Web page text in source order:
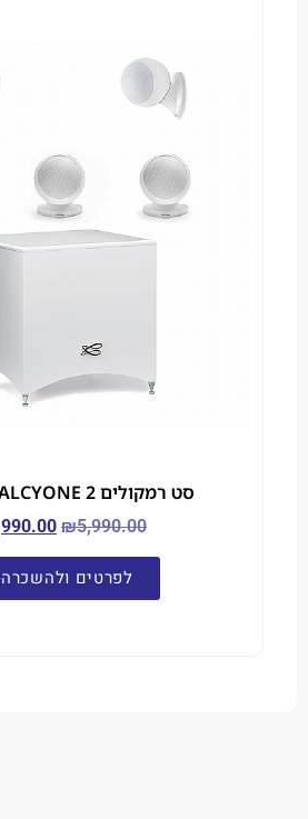
סט רמקולים Cabasse ALCYONE 2
₪
₪4,990.00
לפרטים ולהשכרה